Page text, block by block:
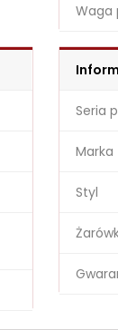
Waga
Seria
Marka
Styl